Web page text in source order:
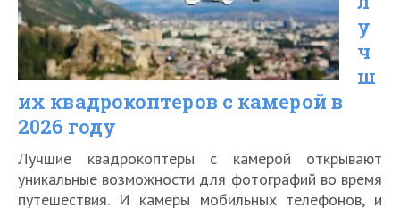
у
ч
ш
их квадрокоптеров с камерой в
2026 году
Лучшие квадрокоптеры с камерой открывают
уникальные возможности для фотографий во время
путешествия. И камеры мобильных телефонов, и